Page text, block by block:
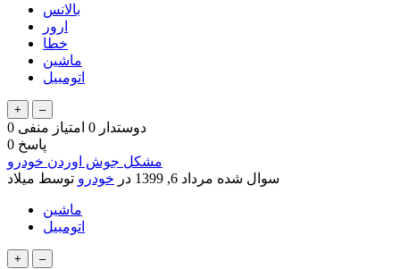
بالانس
ارور
خطا
ماشین
اتومبیل
0 دوستدار 0 امتیاز منفی
0 پاسخ
مشکل جوش اوردن خودرو
سوال شده مرداد 6, 1399 در خودرو توسط میلاد
ماشین
اتومبیل